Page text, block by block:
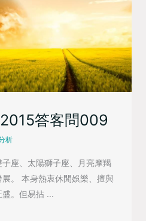
2015答客問009
析
座、太陽獅子座、月亮摩羯
。 本身熱衷休閒娛樂、擅與
。但易拈 ...